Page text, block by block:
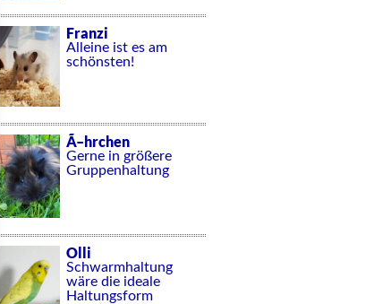
Franzi
Alleine ist es am
schönsten!
Ã–hrchen
Gerne in größere
Gruppenhaltung
Olli
Schwarmhaltung
wäre die ideale
Haltungsform